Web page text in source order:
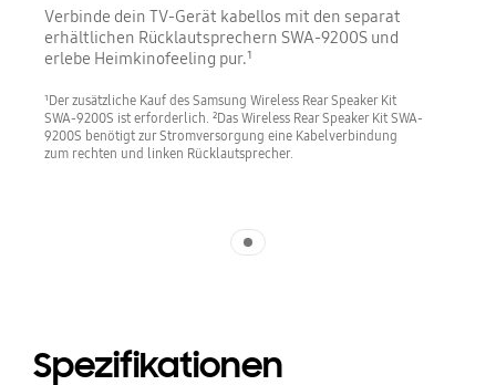
Verbinde dein TV-Gerät kabellos mit den separat
erhältlichen Rücklautsprechern SWA-9200S und
erlebe Heimkinofeeling pur.¹
¹Der zusätzliche Kauf des Samsung Wireless Rear Speaker Kit
SWA-9200S ist erforderlich. ²Das Wireless Rear Speaker Kit SWA-
9200S benötigt zur Stromversorgung eine Kabelverbindung
zum rechten und linken Rücklautsprecher.
Spezifikationen